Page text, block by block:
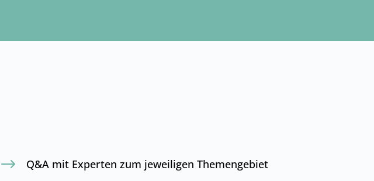
$ Q&A mit Experten zum jeweiligen Themengebiet